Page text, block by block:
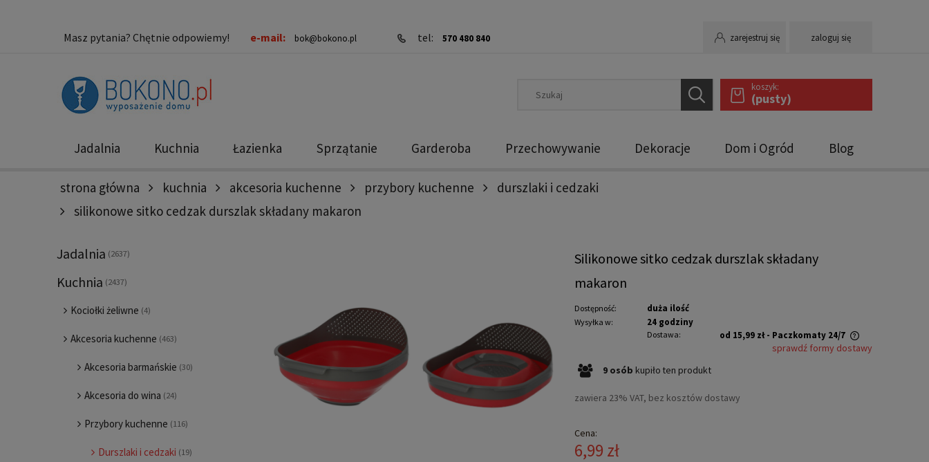
zarejestruj się zaloguj się
Masz pytania? Chętnie odpowiemy! e-mail: bok@bokono.pl tel: 570 480 840
koszyk:
(pusty)
Jadalnia Kuchnia Łazienka Sprzątanie Garderoba Przechowywanie Dekoracje Dom i Ogród Blog
Nowości Promocje
strona główna kuchnia akcesoria kuchenne przybory kuchenne
durszlaki i cedzaki
silikonowe sitko cedzak durszlak składany makaron
Jadalnia (2637)
Kuchnia (2437)
Kociołki żeliwne (4)
Akcesoria kuchenne (463)
Akcesoria barmańskie (30)
Akcesoria do wina (24)
Przybory kuchenne (116)
Durszlaki i cedzaki (19)
Silikonowe sitko cedzak durszlak składany
makaron
Dostępność: duża ilość
Wysyłka w: 24 godziny
Dostawa: od 15,99 zł - Paczkomaty 24/7
Cena nie zawiera ewentualnych kosztów
płatności
sprawdź formy dostawy
9 osób kupiło ten produkt
zawiera 23% VAT, bez kosztów dostawy
Cena:
6,99 zł